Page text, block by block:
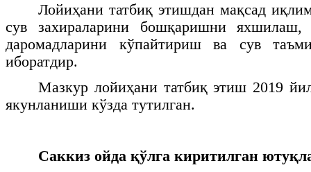
Лойиҳани татбиқ этишдан мақсад
сув захираларини бошқаришни яхшилаш,
даромадларини кўпайтириш ва сув
иборатдир.
Мазкур лойиҳани татбиқ этиш 2019
якунланиши кўзда тутилган.
Саккиз ойда қўлга киритилган